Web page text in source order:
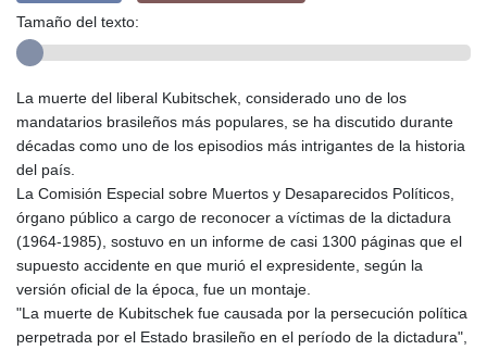
Tamaño del texto:
La muerte del liberal Kubitschek, considerado uno de los
mandatarios brasileños más populares, se ha discutido durante
décadas como uno de los episodios más intrigantes de la historia
del país.
La Comisión Especial sobre Muertos y Desaparecidos Políticos,
órgano público a cargo de reconocer a víctimas de la dictadura
(1964-1985), sostuvo en un informe de casi 1300 páginas que el
supuesto accidente en que murió el expresidente, según la
versión oficial de la época, fue un montaje.
"La muerte de Kubitschek fue causada por la persecución política
perpetrada por el Estado brasileño en el período de la dictadura",